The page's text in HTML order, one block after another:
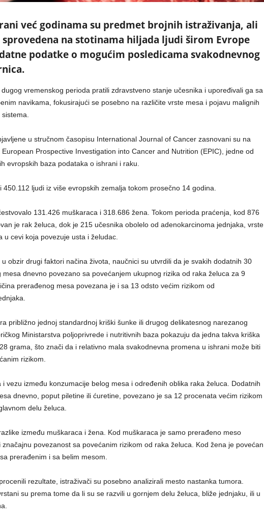
već godinama su predmet brojnih istraživanja, ali
sprovedena na stotinama hiljada ljudi širom Evrope
podatke o mogućim posledicama svakodnevnog
vremenskog perioda pratili zdravstveno stanje učesnika i upoređivali ga sa
navikama, fokusirajući se posebno na različite vrste mesa i pojavu malignih
u stručnom časopisu International Journal of Cancer zasnovani su na
Prospective Investigation into Cancer and Nutrition (EPIC), jedne od
evropskih baza podataka o ishrani i raku.
450.112 ljudi iz više evropskih zemalja tokom prosečno 14 godina.
131.426 muškaraca i 318.686 žena. Tokom perioda praćenja, kod 876
je rak želuca, dok je 215 učesnika obolelo od adenokarcinoma jednjaka, vrste
u cevi koja povezuje usta i želudac.
obzir drugi faktori načina života, naučnici su utvrdili da je svakih dodatnih 30
dnevno povezano sa povećanjem ukupnog rizika od raka želuca za 9
prerađenog mesa povezana je i sa 13 odsto većim rizikom od
približno jednoj standardnoj kriški šunke ili drugog delikatesnog narezanog
Ministarstva poljoprivrede i nutritivnih baza pokazuju da jedna takva kriška
grama, što znači da i relativno mala svakodnevna promena u ishrani može biti
rizikom.
i vezu između konzumacije belog mesa i određenih oblika raka želuca. Dodatnih
dnevno, poput piletine ili ćuretine, povezano je sa 12 procenata većim rizikom
delu želuca.
između muškaraca i žena. Kod muškaraca je samo prerađeno meso
značajnu povezanost sa povećanim rizikom od raka želuca. Kod žena je povećan
prerađenim i sa belim mesom.
rezultate, istraživači su posebno analizirali mesto nastanka tumora.
su prema tome da li su se razvili u gornjem delu želuca, bliže jednjaku, ili u